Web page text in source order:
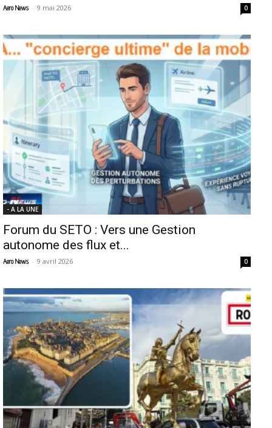
Aero News - 9 mai 2026 0
- A LA UNE
Forum du SETO : Vers une Gestion
autonome des flux et...
Aero News - 9 avril 2026 0